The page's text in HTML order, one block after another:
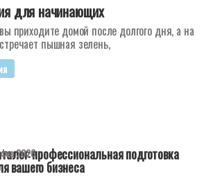
для начинающих
приходите домой после долгого дня, а на
пышная зелень,
профессиональная подготовка
вашего бизнеса
2026